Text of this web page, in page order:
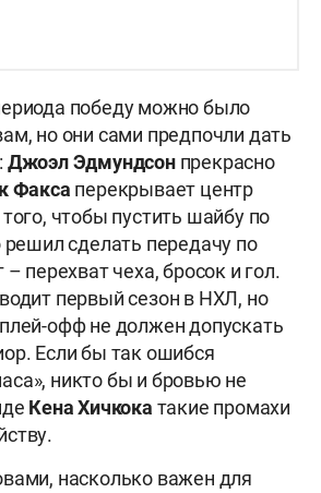
победу можно было
но они сами предпочли дать
Джоэл Эдмундсонпрекрасно
Факса перекрывает центр
чтобы пустить шайбу по
решил сделать передачу по
– перехват чеха, бросок и гол.
первый сезон в НХЛ, но
офф не должен допускать
Если бы так ошибся
никто бы и бровью не
Кена Хичкока такие промахи
насколько важен для